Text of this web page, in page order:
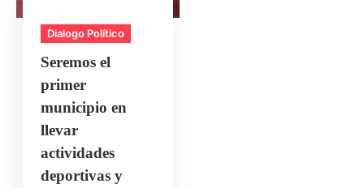
Dialogo Político
Seremos el
primer
municipio en
llevar
actividades
deportivas y